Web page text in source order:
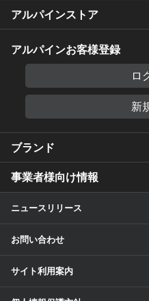
アルパインストア
アルパインお客様登録
ロ
新
ブランド
事業者様向け情報
ニュースリリース
お問い合わせ
サイト利用案内